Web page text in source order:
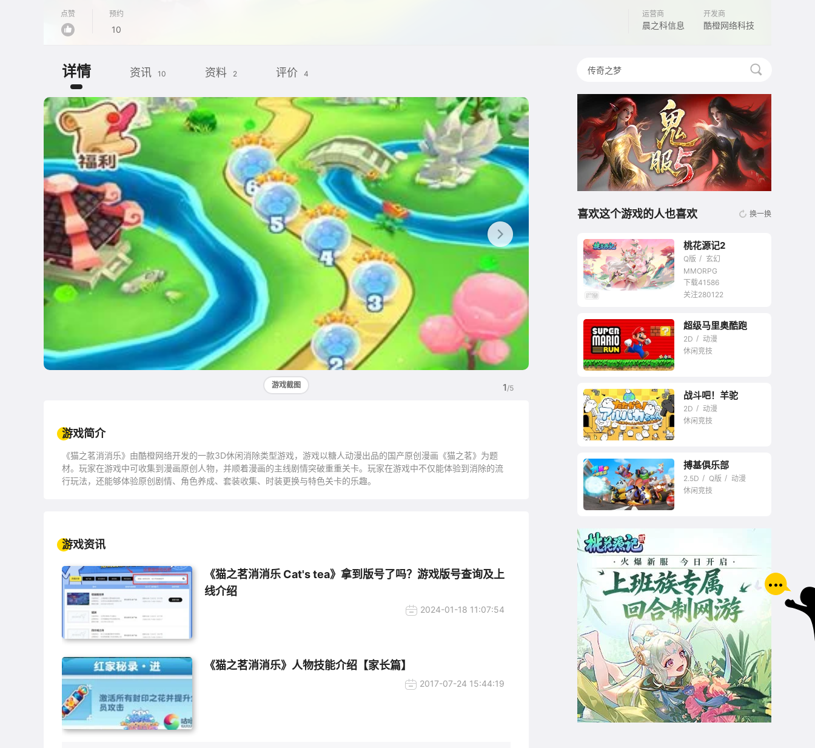
点赞 预约
10
运营商
晨之科信息
开发商
酷橙网络科技
详情 资讯 10 资料 2 评价 4
1/5
游戏截图
游戏简介
《猫之茗消消乐》由酷橙网络开发的一款3D休闲消除类型游戏，游戏以糖人动漫出品的国产原创漫画《猫之茗》为题
材。玩家在游戏中可收集到漫画原创人物，并顺着漫画的主线剧情突破重重关卡。玩家在游戏中不仅能体验到消除的流
行玩法，还能够体验原创剧情、角色养成、套装收集、时装更换与特色关卡的乐趣。
游戏资讯
《猫之茗消消乐 Cat's tea》拿到版号了吗？游戏版号查询及上
线介绍
2024-01-18 11:07:54
《猫之茗消消乐》人物技能介绍【家长篇】
2017-07-24 15:44:19
喜欢这个游戏的人也喜欢 换一换
网游
桃花源记2
Q版
玄幻
MMORPG
下载41586
关注280122
超级马里奥酷跑
2D
动漫
休闲竞技
战斗吧！羊驼
2D
动漫
休闲竞技
搏基俱乐部
2.5D Q版
动漫
休闲竞技